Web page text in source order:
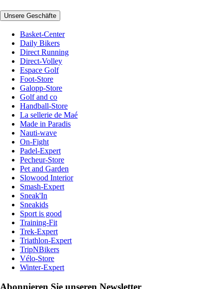
Unsere Geschäfte
Basket-Center
Daily Bikers
Direct Running
Direct-Volley
Espace Golf
Foot-Store
Galopp-Store
Golf and co
Handball-Store
La sellerie de Maé
Made in Paradis
Nauti-wave
On-Fight
Padel-Expert
Pecheur-Store
Pet and Garden
Slowood Interior
Smash-Expert
Sneak'In
Sneakids
Sport is good
Training-Fit
Trek-Expert
Triathlon-Expert
TripNBikers
Vélo-Store
Winter-Expert
Abonnieren Sie unseren Newsletter